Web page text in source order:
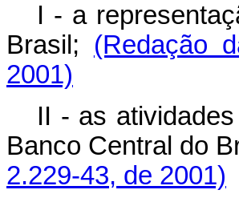
I - a
Brasil; (Redação
2001)
II - as
Banco Central do
2.229-43, de 2001)